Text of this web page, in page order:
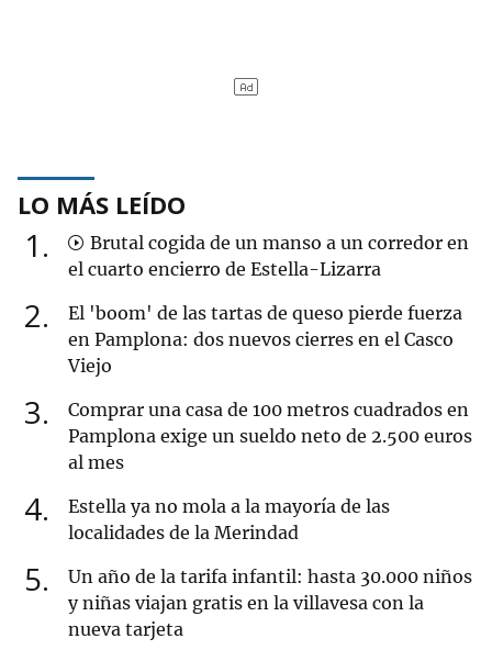
LO MÁS LEÍDO
1
Brutal cogida de un manso a un corredor en
el cuarto encierro de Estella-Lizarra
2
El 'boom' de las tartas de queso pierde fuerza
en Pamplona: dos nuevos cierres en el Casco
Viejo
3
Comprar una casa de 100 metros cuadrados en
Pamplona exige un sueldo neto de 2.500 euros
al mes
4
Estella ya no mola a la mayoría de las
localidades de la Merindad
5
Un año de la tarifa infantil: hasta 30.000 niños
y niñas viajan gratis en la villavesa con la
nueva tarjeta